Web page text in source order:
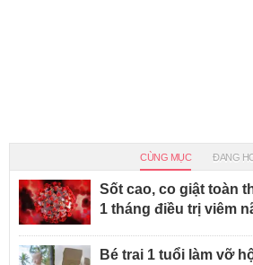
CÙNG MỤC ĐANG
Sốt cao, co giật toàn
1 tháng điều trị viêm
Bé trai 1 tuổi làm vỡ